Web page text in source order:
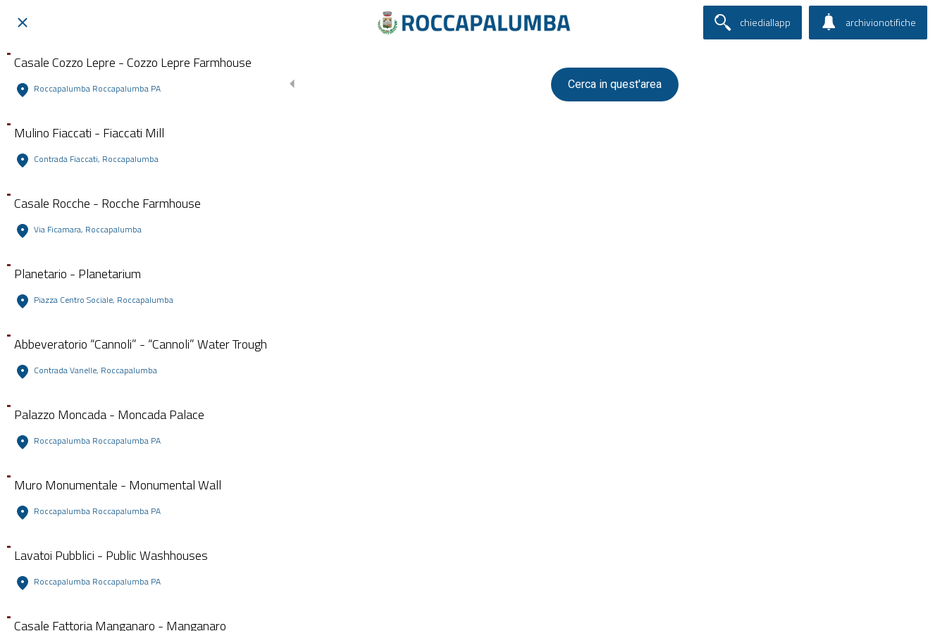
chiediallapp archivionotifiche
Casale Cozzo Lepre - Cozzo Lepre Farmhouse
Roccapalumba Roccapalumba PA
Mulino Fiaccati - Fiaccati Mill
Contrada Fiaccati, Roccapalumba
Casale Rocche - Rocche Farmhouse
Via Ficamara, Roccapalumba
Planetario - Planetarium
Piazza Centro Sociale, Roccapalumba
Abbeveratorio “Cannoli” - “Cannoli” Water Trough
Contrada Vanelle, Roccapalumba
Palazzo Moncada - Moncada Palace
Roccapalumba Roccapalumba PA
Muro Monumentale - Monumental Wall
Roccapalumba Roccapalumba PA
Lavatoi Pubblici - Public Washhouses
Roccapalumba Roccapalumba PA
Casale Fattoria Manganaro - Manganaro
Cerca in quest'area